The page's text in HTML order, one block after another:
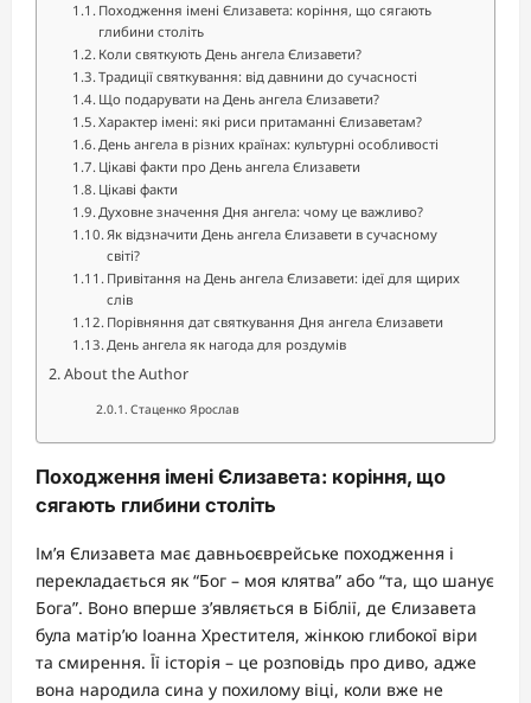
Походження імені Єлизавета: коріння, що сягають
глибини століть
Коли святкують День ангела Єлизавети?
Традиції святкування: від давнини до сучасності
Що подарувати на День ангела Єлизавети?
Характер імені: які риси притаманні Єлизаветам?
День ангела в різних країнах: культурні особливості
Цікаві факти про День ангела Єлизавети
Цікаві факти
Духовне значення Дня ангела: чому це важливо?
Як відзначити День ангела Єлизавети в сучасному
світі?
Привітання на День ангела Єлизавети: ідеї для щирих
слів
Порівняння дат святкування Дня ангела Єлизавети
День ангела як нагода для роздумів
About the Author
Стаценко Ярослав
Походження імені Єлизавета: коріння, що
сягають глибини століть
Ім’я Єлизавета має давньоєврейське походження і
перекладається як “Бог – моя клятва” або “та, що шанує
Бога”. Воно вперше з’являється в Біблії, де Єлизавета
була матір’ю Іоанна Хрестителя, жінкою глибокої віри
та смирення. Її історія – це розповідь про диво, адже
вона народила сина у похилому віці, коли вже не